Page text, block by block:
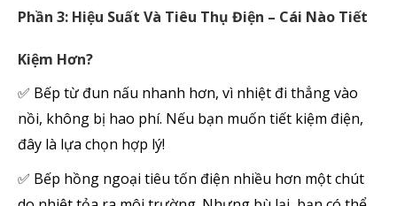
Phần 3: Hiệu Suất Và Tiêu Thụ Điện – Cái Nào Tiết
Kiệm Hơn?
✅ Bếp từ đun nấu nhanh hơn, vì nhiệt đi thẳng vào
nồi, không bị hao phí. Nếu bạn muốn tiết kiệm điện,
đây là lựa chọn hợp lý!
✅ Bếp hồng ngoại tiêu tốn điện nhiều hơn một chút